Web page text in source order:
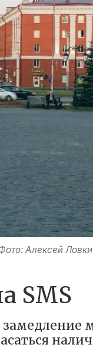
Алексей
SMS